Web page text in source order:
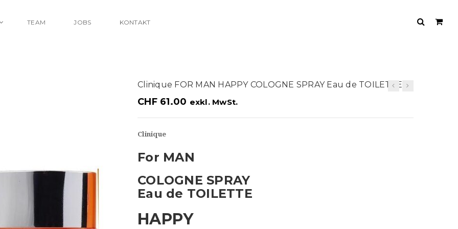
TEAM JOBS KONTAKT
Clinique FOR MAN HAPPY COLOGNE SPRAY Eau de TOILETTE
CHF61.00 exkl. MwSt.
Clinique
For MAN
COLOGNE SPRAY
Eau de TOILETTE
HAPPY